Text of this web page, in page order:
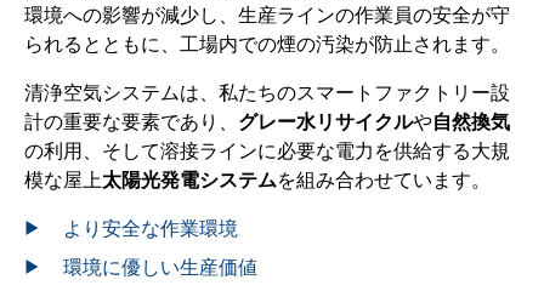
環境への影響が減少し、生産ラインの作業員の安全が守
られるとともに、工場内での煙の汚染が防止されます。
清浄空気システムは、私たちのスマートファクトリー設
計の重要な要素であり、 グレー水リサイクルや自然換気
の利用、そして溶接ラインに必要な電力を供給する大規
模な屋上太陽光発電システムを組み合わせています。
より安全な作業環境
環境に優しい生産価値